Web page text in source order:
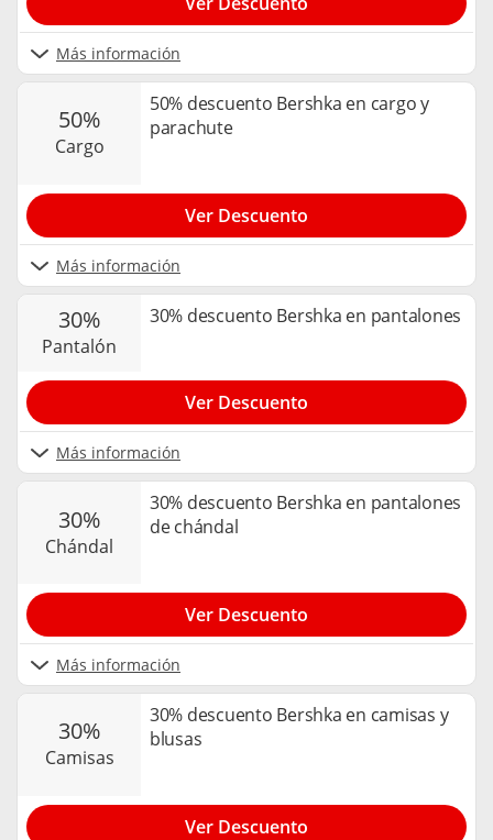
Más información
50%
cargo
50% descuento Bershka en cargo y
parachute
Más información
Ver Descuento
30%
pantalón
30% descuento Bershka en pantalones
Más información
Ver Descuento
30%
chándal
30% descuento Bershka en pantalones
de chándal
Más información
Ver Descuento
30%
camisas
30% descuento Bershka en camisas y
blusas
Ver Descuento